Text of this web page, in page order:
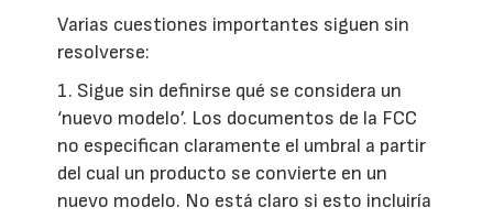
Varias cuestiones importantes siguen sin
resolverse:
1. Sigue sin definirse qué se considera un
‘nuevo modelo’. Los documentos de la FCC
no especifican claramente el umbral a partir
del cual un producto se convierte en un
nuevo modelo. No está claro si esto incluiría